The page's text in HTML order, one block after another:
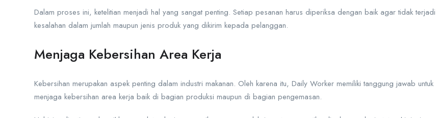
Dalam proses ini, ketelitian menjadi hal yang sangat penting. Setiap pesanan harus diperiksa dengan baik agar tidak terjadi
kesalahan dalam jumlah maupun jenis produk yang dikirim kepada pelanggan.
Menjaga Kebersihan Area Kerja
Kebersihan merupakan aspek penting dalam industri makanan. Oleh karena itu, Daily Worker memiliki tanggung jawab untuk
menjaga kebersihan area kerja baik di bagian produksi maupun di bagian pengemasan.